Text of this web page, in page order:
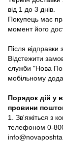
від 1 до 3 днів.
Покупець має
момент його
Після
Відстежити
служби "Нова
мобільному
Порядок дій у
провини
1. Зв'яжіться з
телефоном 0-